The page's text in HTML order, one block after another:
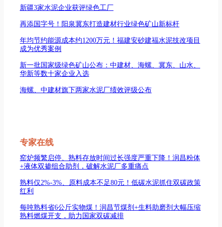
新疆3家水泥企业获评绿色工厂
再添国字号！阳泉冀东打造建材行业绿色矿山新标杆
年均节约能源成本约1200万元！福建安砂建福水泥技改项目
成为优秀案例
新一批国家级绿色矿山公布：中建材、海螺、冀东、山水、
华新等数十家企业入选
海螺、中建材旗下两家水泥厂绩效评级公布
专家在线
窑炉频繁启停、熟料存放时间过长强度严重下降！润昌粉体
+液体双掺组合助剂，破解水泥厂多重痛点
熟料仅2%-3%、原料成本不足80元！低碳水泥抓住双碳政策
红利
每吨熟料省6公斤实物煤！润昌节煤剂+生料助磨剂大幅压缩
熟料燃煤开支，助力国家双碳减排